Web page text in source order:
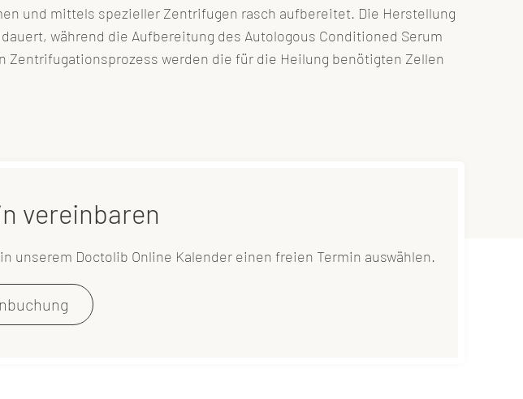
und mittels spezieller Zentrifugen rasch aufbereitet. Die Herstellung
während die Aufbereitung des Autologous Conditioned Serum
Zentrifugationsprozess werden die für die Heilung benötigten Zellen
vereinbaren
unserem Doctolib Online Kalender einen freien Termin auswählen.